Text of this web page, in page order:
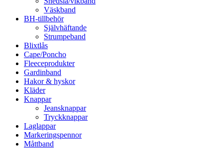
Väskband
BH-tillbehör
Självhäftande
Strumpeband
Blixtlås
Cape/Poncho
Fleeceprodukter
Gardinband
Hakor & hyskor
Kläder
Knappar
Jeansknappar
Tryckknappar
Laglappar
Markeringspennor
Måttband